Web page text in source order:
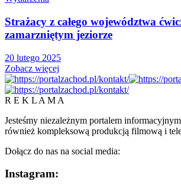
Strażacy z całego województwa
zamarzniętym jeziorze
20 lutego 2025
Zobacz więcej
R E K L A M A
Jesteśmy niezależnym portalem
również kompleksową produkcją filmową i
Dołącz do nas na social media:
Instagram: